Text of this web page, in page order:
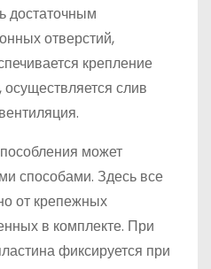
достаточным
отверстий,
крепление
осуществляется слив
может
способами. Здесь все
от крепежных
в комплекте. При
фиксируется при